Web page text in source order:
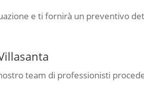
e ti fornirà un preventivo
team di professionisti